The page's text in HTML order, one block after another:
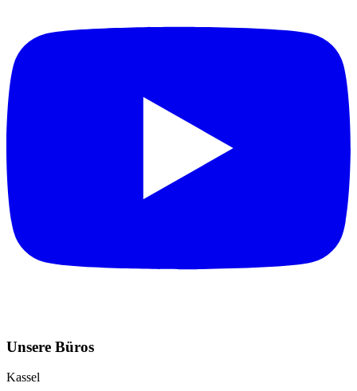
Unsere Büros
Kassel